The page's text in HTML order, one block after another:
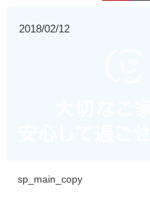
2018/02/12
sp_main_copy